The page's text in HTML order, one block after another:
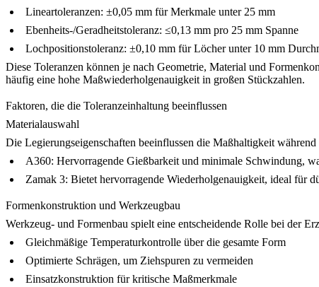
Lineartoleranzen: ±0,05 mm für Merkmale unter 25 mm
Ebenheits-/Geradheitstoleranz: ≤0,13 mm pro 25 mm Spanne
Lochpositionstoleranz: ±0,10 mm für Löcher unter 10 mm
Diese Toleranzen können je nach Geometrie, Material und
häufig eine hohe Maßwiederholgenauigkeit in großen Stückzahlen.
Faktoren, die die Toleranzeinhaltung beeinflussen
Materialauswahl
Die Legierungseigenschaften beeinflussen die Maßhaltigkeit
A360: Hervorragende Gießbarkeit und minimale Schwindung,
Zamak 3: Bietet hervorragende Wiederholgenauigkeit, ideal für
Formenkonstruktion und Werkzeugbau
Werkzeug- und Formenbau spielt eine entscheidende Rolle bei der
Gleichmäßige Temperaturkontrolle über die gesamte Form
Optimierte Schrägen, um Ziehspuren zu vermeiden
Einsatzkonstruktion für kritische Maßmerkmale